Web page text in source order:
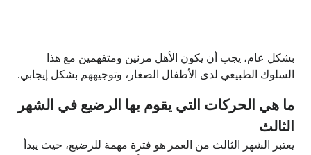
بشكل عام، يجب أن يكون الأهل مرنين ومتفهمين مع هذا
السلوك الطبيعي لدى الأطفال الصغار، وتوجيههم بشكل إيجابي.
ما هي الحركات التي يقوم بها الرضيع في الشهر
الثالث
يعتبر الشهر الثالث من العمر هو فترة مهمة للرضيع، حيث يبدأ